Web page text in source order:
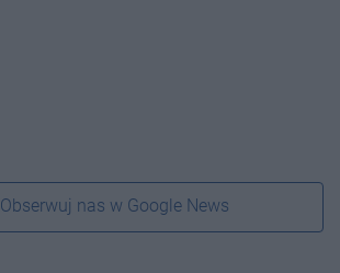
Obserwuj nas w Google News